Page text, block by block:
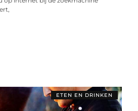
ETEN EN DRINKEN